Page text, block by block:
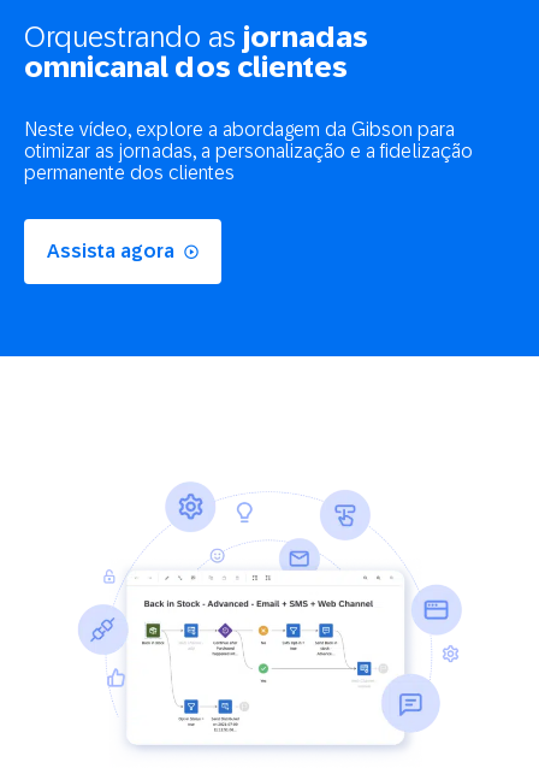
Orquestrando as jornadas
omnicanal dos clientes
Neste vídeo, explore a abordagem da Gibson para
otimizar as jornadas, a personalização e a fidelização
permanente dos clientes
Assista agora